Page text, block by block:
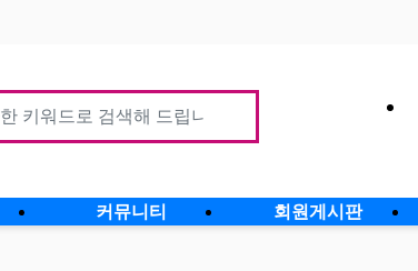
커뮤니티 회원게시판